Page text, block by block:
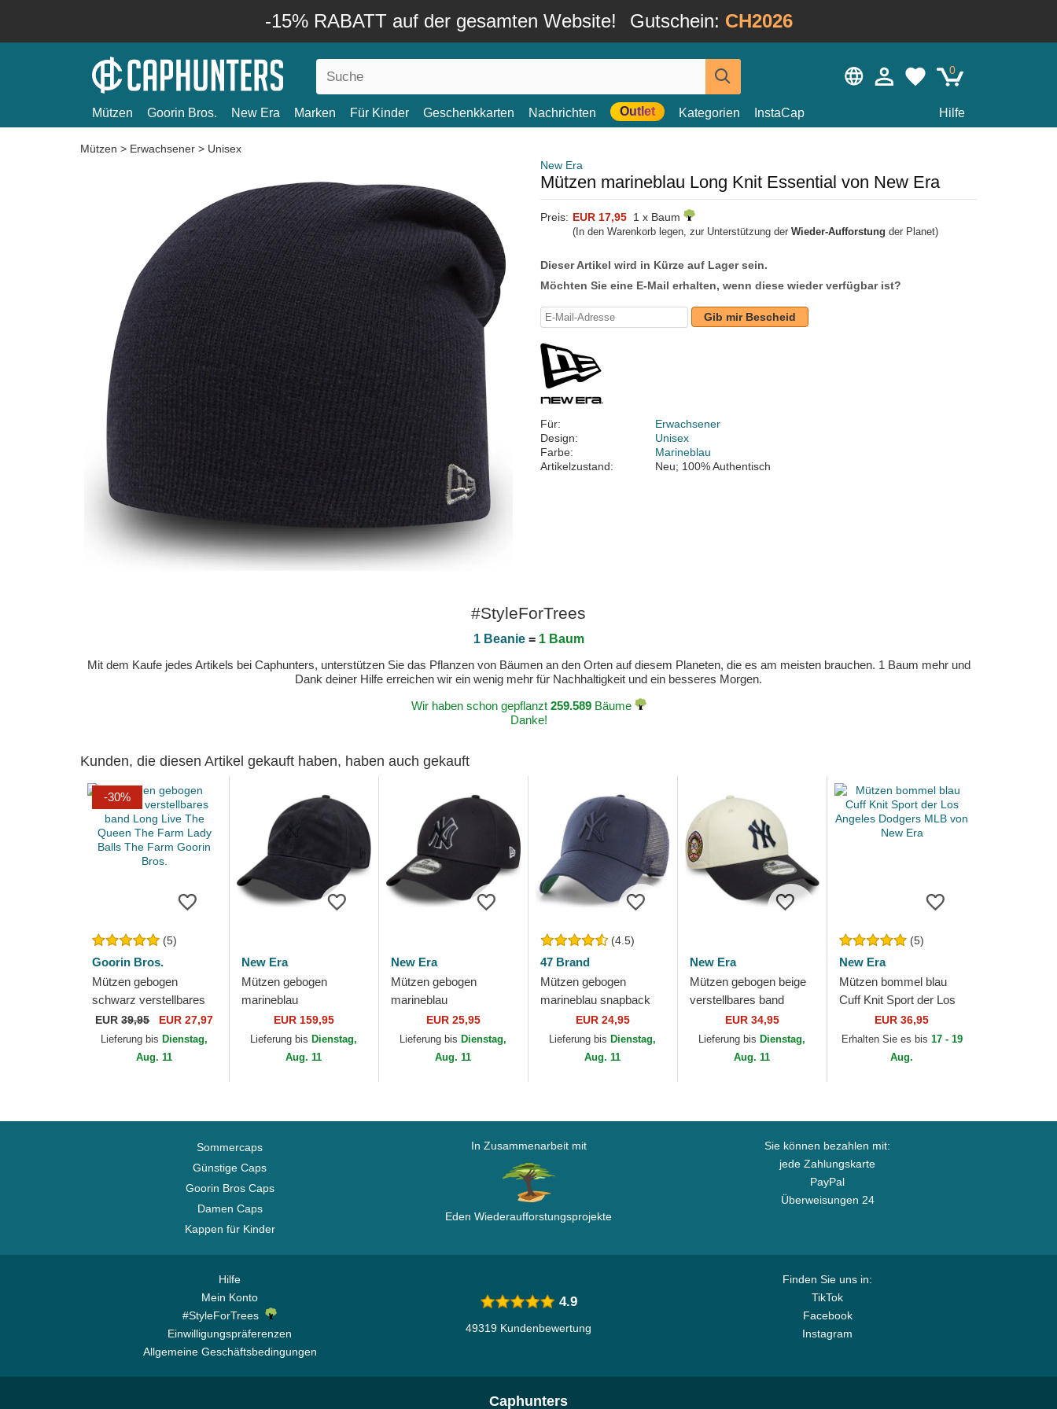
-15% RABATT auf der gesamten Website! Gutschein: CH2026
0
Mützen Goorin Bros. New Era Marken Für Kinder Geschenkkarten Nachrichten Outlet Kategorien InstaCap Hilfe
Mützen > Erwachsener > Unisex
New Era
Mützen marineblau Long Knit Essential von New Era
Preis: EUR 17,95 1 x Baum
(In den Warenkorb legen, zur Unterstützung der Wieder-Aufforstung der Planet)
Dieser Artikel wird in Kürze auf Lager sein.
Möchten Sie eine E-Mail erhalten, wenn diese wieder verfügbar ist?
Gib mir Bescheid
Für:
Erwachsener
Design:
Unisex
Farbe:
Marineblau
Artikelzustand:
Neu; 100% Authentisch
#StyleForTrees
1 Beanie= 1 Baum
Mit dem Kaufe jedes Artikels bei Caphunters, unterstützen Sie das Pflanzen von Bäumen an den Orten auf diesem Planeten, die es am meisten brauchen. 1 Baum mehr und
Dank deiner Hilfe erreichen wir ein wenig mehr für Nachhaltigkeit und ein besseres Morgen.
Wir haben schon gepflanzt 259.589Bäume
Danke!
Kunden, die diesen Artikel gekauft haben, haben auch gekauft
-30%
(5)
Goorin Bros.
Mützen gebogen
schwarz verstellbares
band Long Live The
Queen The Farm Lady
Balls The Farm
EUR39,95 EUR 27,97
Lieferung bis Dienstag,
Aug. 11
New Era
Mützen gebogen
marineblau
verstellbares band
9TWENTY Suede der
New York Yankees
EUR 159,95
Lieferung bis Dienstag,
Aug. 11
New Era
Mützen gebogen
marineblau
verstellbares band
9FORTY Outline der
New York Yankees
EUR 25,95
Lieferung bis Dienstag,
Aug. 11
(4.5)
47 Brand
Mützen gebogen
marineblau snapback
der New York Yankees
MLB von 47 Brand
EUR 24,95
Lieferung bis Dienstag,
Aug. 11
New Era
Mützen gebogen beige
verstellbares band
9FORTY World Series
der New York Yankees
MLB von New Era
EUR 34,95
Lieferung bis Dienstag,
Aug. 11
(5)
New Era
Mützen bommel blau
Cuff Knit Sport der Los
Angeles Dodgers MLB
von New Era
EUR 36,95
Erhalten Sie es bis 17 - 19
Aug.
Sommercaps
Günstige Caps
Goorin Bros Caps
Damen Caps
Kappen für Kinder
In Zusammenarbeit mit
Eden Wiederaufforstungsprojekte
Sie können bezahlen mit:
jede Zahlungskarte
PayPal
Überweisungen 24
Hilfe
Mein Konto
#StyleForTrees
Einwilligungspräferenzen
Allgemeine Geschäftsbedingungen
Finden Sie uns in:
TikTok
Facebook
Instagram
4.9
49319 Kundenbewertung
Caphunters